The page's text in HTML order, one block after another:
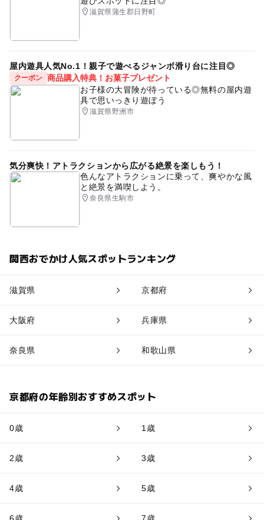
滋賀県蒲生郡日野町
屋内遊具人気No.1！親子で遊べるジャンボ滑り台に注目◎
クーポン 商品購入特典！お菓子プレゼント
お子様の大冒険が待っている◎無料の屋内遊
具で思いっきり遊ぼう
滋賀県野洲市
気分爽快！アトラクションから広がる絶景を楽しもう！
色んなアトラクションに乗って、爽やかな風
と絶景を満喫しよう。
奈良県生駒市
関西おでかけ人気スポットランキング
滋賀県 京都府
大阪府 兵庫県
奈良県 和歌山県
京都府の年齢別おすすめスポット
0歳 1歳
2歳 3歳
4歳 5歳
6歳 7歳